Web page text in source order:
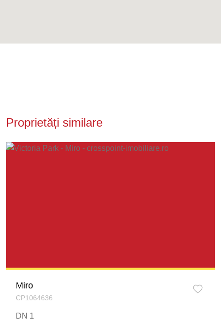
Proprietăți similare
Miro
CP1064636
DN 1